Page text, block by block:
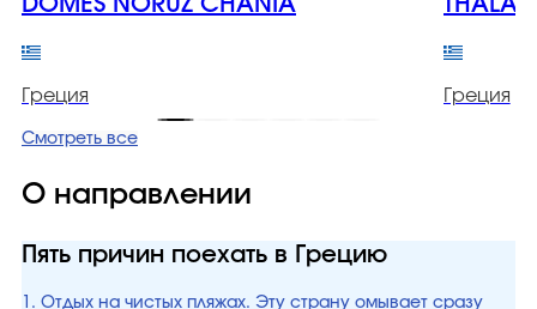
DOMES NORUZ CHANIA
Греция Греция
Смотреть все
О направлении
Пять причин поехать в Грецию
1. Отдых на чистых пляжах. Эту страну омывает сразу